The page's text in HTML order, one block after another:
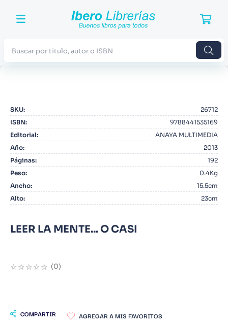
SKU:
26712
ISBN:
9788441535169
Editorial:
ANAYA MULTIMEDIA
Año:
2013
Páginas:
192
Peso:
0.4Kg
Ancho:
15.5cm
Alto: 23cm
LEER LA MENTE... O CASI
☆☆☆☆☆ (0)
COMPARTIR
2. Blue Lock
3. Jujutsu Kaisen
4. Odisea
5. Manga
6. Iliada
7. Stephen King